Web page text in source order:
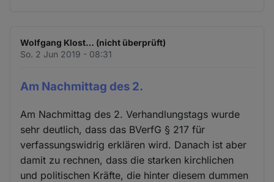
Wolfgang Klost… (nicht überprüft)
So. 2 Jun 2019 - 08:31
Am Nachmittag des 2.
Am Nachmittag des 2. Verhandlungstags wurde
sehr deutlich, dass das BVerfG § 217 für
verfassungswidrig erklären wird. Danach ist aber
damit zu rechnen, dass die starken kirchlichen
und politischen Kräfte, die hinter diesem dummen